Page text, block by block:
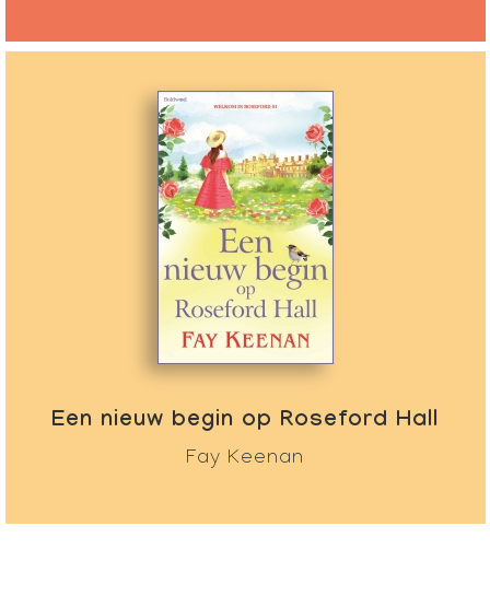
Een nieuw begin op Roseford Hall
Fay Keenan